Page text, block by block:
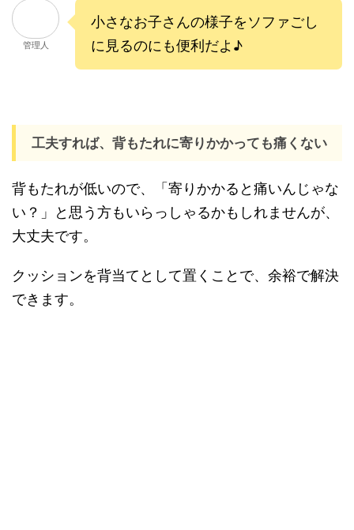
管理人
小さなお子さんの様子をソファごし
に見るのにも便利だよ♪
工夫すれば、背もたれに寄りかかっても痛くない
背もたれが低いので、「寄りかかると痛いんじゃな
い？」と思う方もいらっしゃるかもしれませんが、
大丈夫です。
クッションを背当てとして置くことで、余裕で解決
できます。